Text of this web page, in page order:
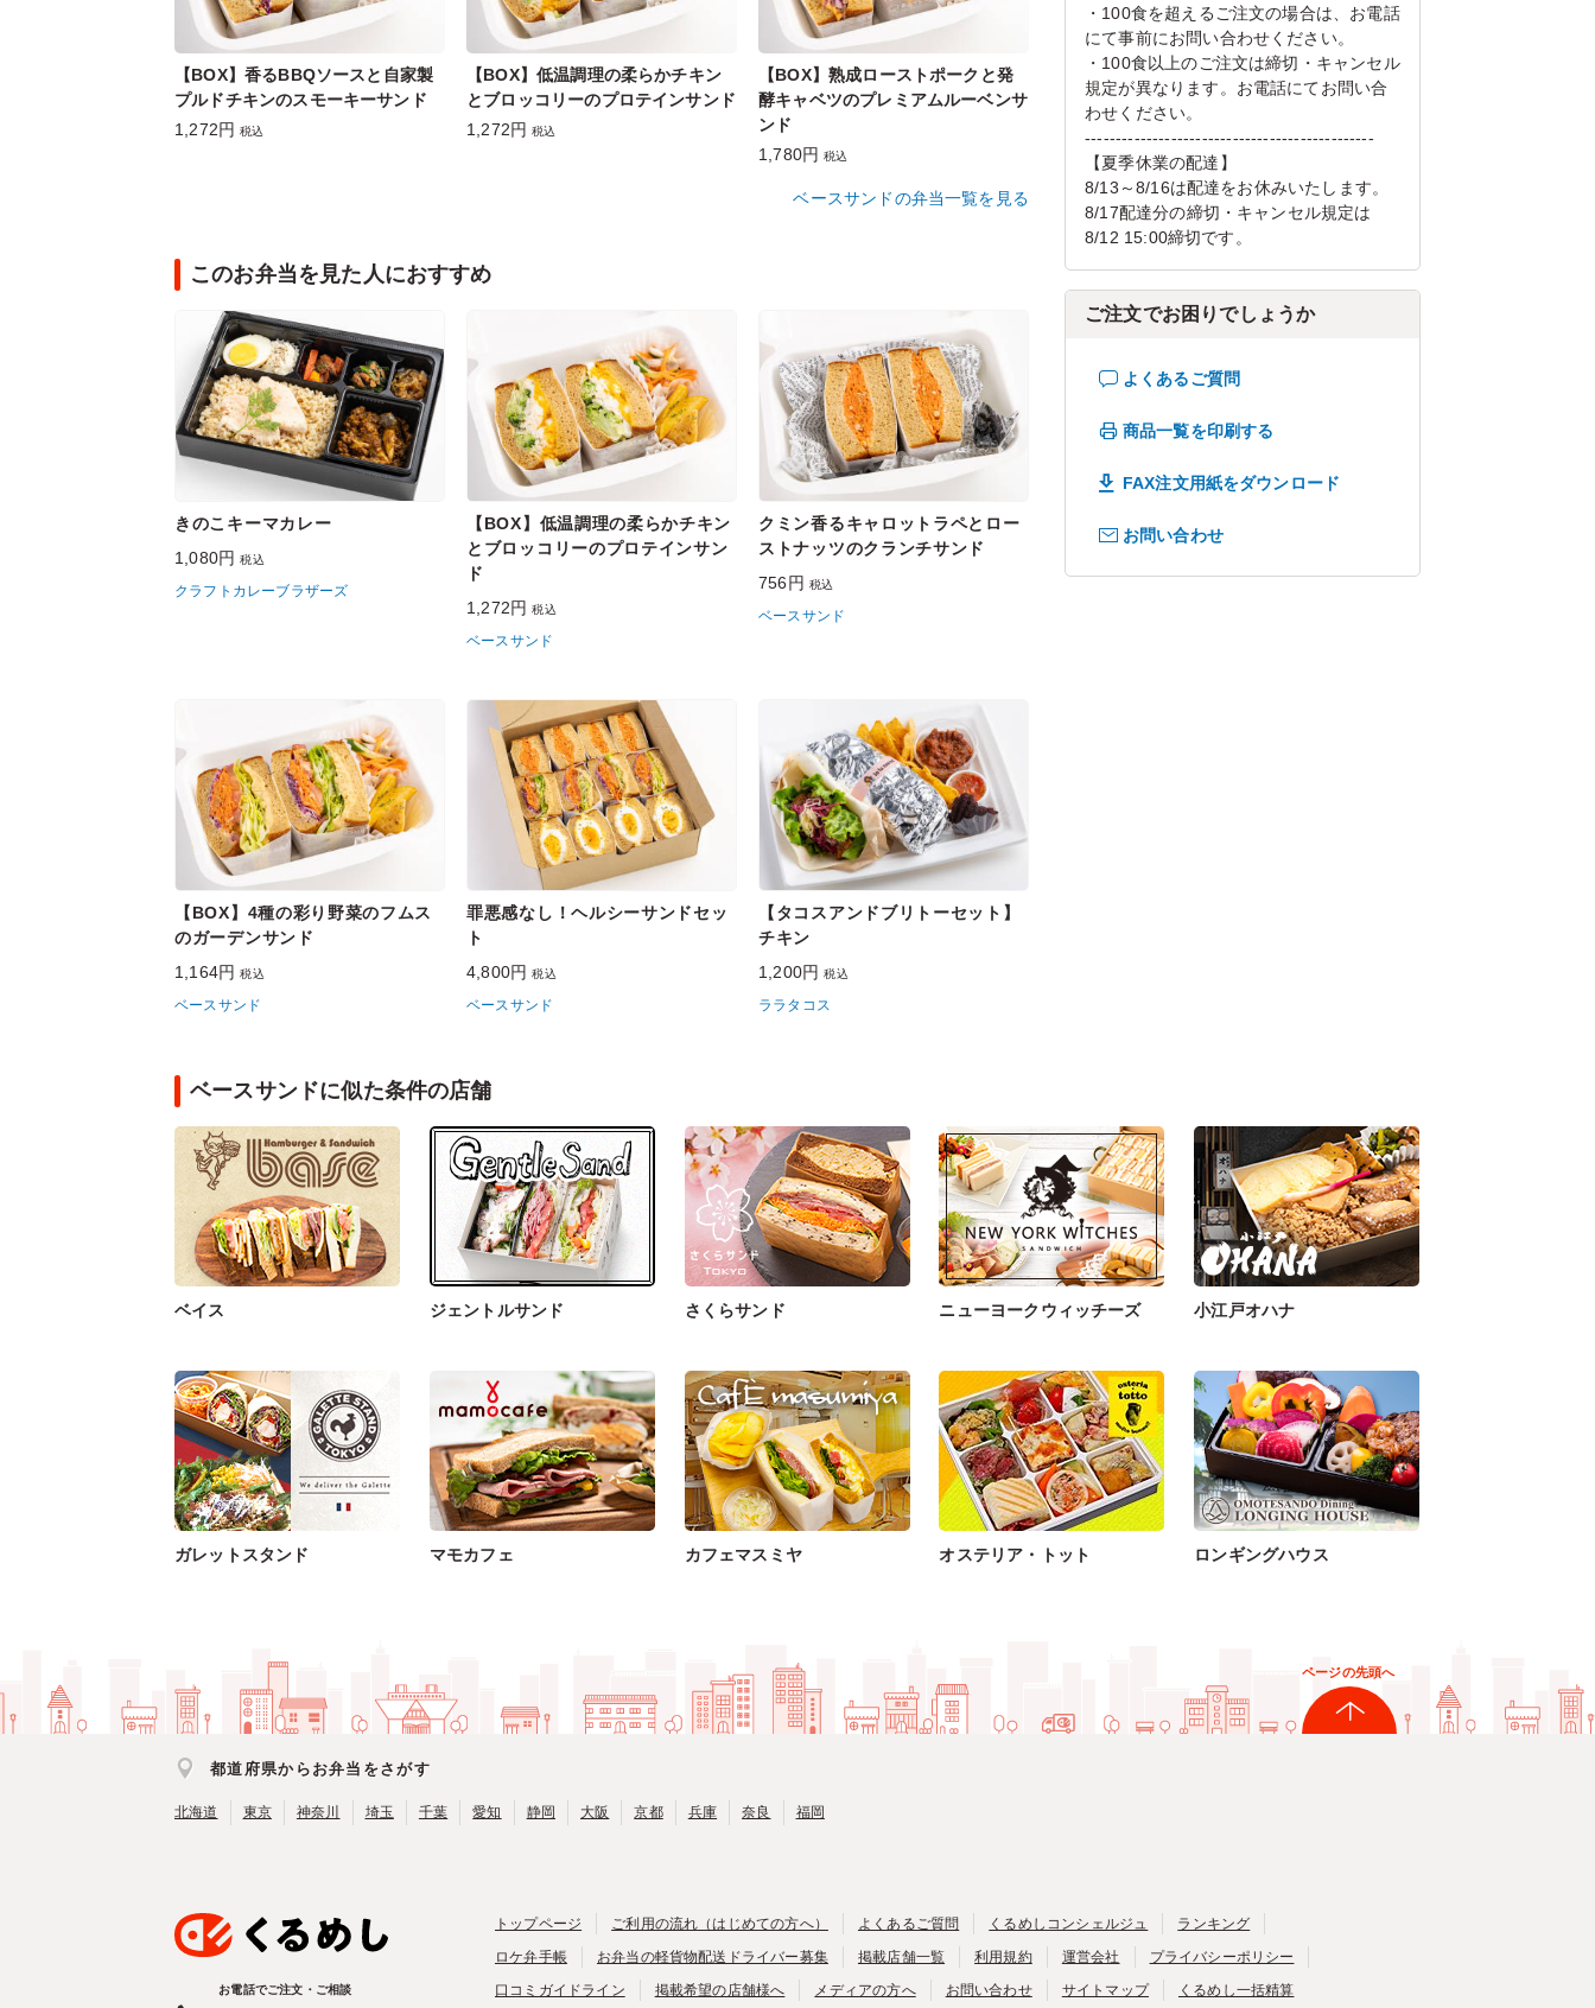
【BOX】香るBBQソースと自家製
プルドチキンのスモーキーサンド
1,272円 税込
【BOX】低温調理の柔らかチキン
とブロッコリーのプロテインサンド
1,272円 税込
【BOX】熟成ローストポークと発
酵キャベツのプレミアムルーベンサ
ンド
1,780円 税込
ベースサンドの弁当一覧を見る
このお弁当を見た人におすすめ
きのこキーマカレー
1,080円税込
クラフトカレーブラザーズ
【BOX】低温調理の柔らかチキン
とブロッコリーのプロテインサン
ド
1,272円税込
ベースサンド
クミン香るキャロットラペとロー
ストナッツのクランチサンド
756円 税込
ベースサンド
【BOX】4種の彩り野菜のフムス
のガーデンサンド
1,164円税込
ベースサンド
罪悪感なし！ヘルシーサンドセッ
ト
4,800円税込
ベースサンド
【タコスアンドブリトーセット】
チキン
1,200円税込
ララタコス
・100食を超えるご注文の場合は、お電話
にて事前にお問い合わせください。
・100食以上のご注文は締切・キャンセル
規定が異なります。お電話にてお問い合
わせください。
-----------------------------------------------
【夏季休業の配達】
8/13～8/16は配達をお休みいたします。
8/17配達分の締切・キャンセル規定は
8/12 15:00締切です。
ご注文でお困りでしょうか
よくあるご質問
商品一覧を印刷する
FAX注文用紙をダウンロード
お問い合わせ
ベースサンドに似た条件の店舗
ベイス ジェントルサンド さくらサンド ニューヨークウィッチーズ 小江戸オハナ
ガレットスタンド マモカフェ カフェマスミヤ オステリア・トット ロンギングハウス
ページの先頭へ
都道府県からお弁当をさがす
北海道 東京 神奈川 埼玉 千葉 愛知 静岡 大阪 京都 兵庫 奈良 福岡
お電話でご注文・ご相談
トップページ ご利用の流れ（はじめての方へ） よくあるご質問 くるめしコンシェルジュ
ランキング
ロケ弁手帳
お弁当の軽貨物配送ドライバー募集 掲載店舗一覧 利用規約 運営会社
プライバシーポリシー
口コミガイドライン
掲載希望の店舗様へ メディアの方へ お問い合わせ サイトマップ くるめし一括精算